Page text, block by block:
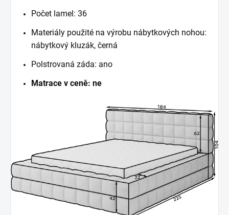
Počet lamel: 36
Materiály použité na výrobu nábytkových nohou:
nábytkový kluzák, černá
Polstrovaná záda: ano
Matrace v ceně: ne